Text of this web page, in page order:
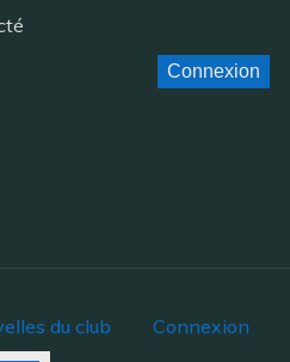
Connexion
du club Connexion